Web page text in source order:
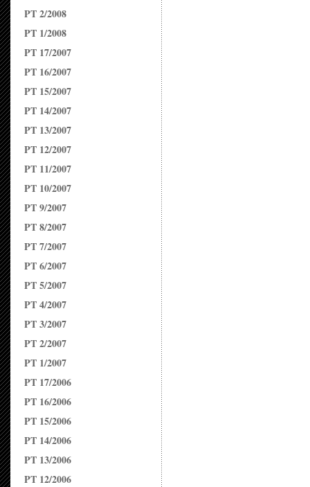
PT 2/2008
PT 1/2008
PT 17/2007
PT 16/2007
PT 15/2007
PT 14/2007
PT 13/2007
PT 12/2007
PT 11/2007
PT 10/2007
PT 9/2007
PT 8/2007
PT 7/2007
PT 6/2007
PT 5/2007
PT 4/2007
PT 3/2007
PT 2/2007
PT 1/2007
PT 17/2006
PT 16/2006
PT 15/2006
PT 14/2006
PT 13/2006
PT 12/2006